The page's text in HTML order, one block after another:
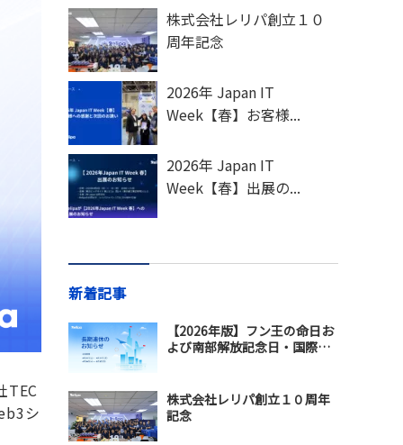
TEC
シ
株式会社レリパ創立１０
周年記念
2026年 Japan IT
Week【春】お客様...
2026年 Japan IT
Week【春】出展の...
新着記事
【2026年版】フン王の命日お
よび南部解放記念日・国際メ
株式会社レリパ創立１０周年
記念